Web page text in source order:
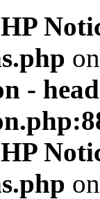
-